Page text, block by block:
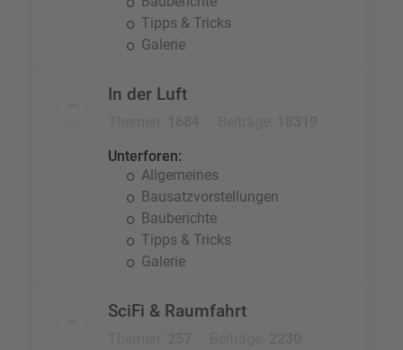
Tipps & Tricks
Galerie
In der Luft
Unterforen:
Allgemeines
Bausatzvorstellungen
Bauberichte
Tipps & Tricks
Galerie
SciFi & Raumfahrt